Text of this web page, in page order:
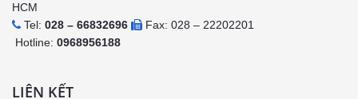
HCM
Tel: 028 – 66832696
Fax: 028 – 22202201
Hotline: 0968956188
LIÊN KẾT